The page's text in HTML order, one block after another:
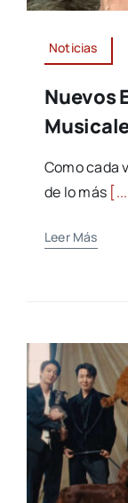
Noticias
Nuevos
Como cada
de lo más
Leer Más